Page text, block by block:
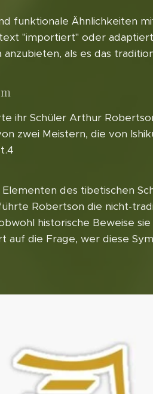
funktionale Ähnlichkeiten
"importiert" oder
als es das
ihr Schüler Arthur
zwei Meistern, die von
des tibetischen
Robertson die nicht-
historische Beweise
die Frage, wer diese